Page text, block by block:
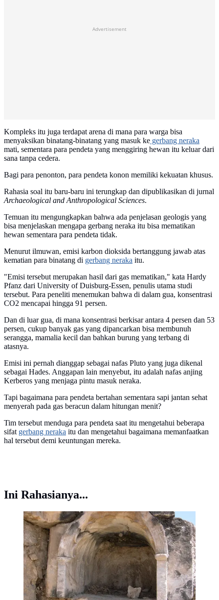
Advertisement
Kompleks itu juga terdapat arena di mana para warga bisa
menyaksikan binatang-binatang yang masuk ke gerbang neraka
mati, sementara para pendeta yang menggiring hewan itu keluar dari
sana tanpa cedera.
Bagi para penonton, para pendeta konon memiliki kekuatan khusus.
Rahasia soal itu baru-baru ini terungkap dan dipublikasikan di jurnal
Archaeological and Anthropological Sciences.
Temuan itu mengungkapkan bahwa ada penjelasan geologis yang
bisa menjelaskan mengapa gerbang neraka itu bisa mematikan
hewan sementara para pendeta tidak.
Menurut ilmuwan, emisi karbon dioksida bertanggung jawab atas
kematian para binatang di gerbang neraka itu.
"Emisi tersebut merupakan hasil dari gas mematikan," kata Hardy
Pfanz dari University of Duisburg-Essen, penulis utama studi
tersebut. Para peneliti menemukan bahwa di dalam gua, konsentrasi
CO2 mencapai hingga 91 persen.
Dan di luar gua, di mana konsentrasi berkisar antara 4 persen dan 53
persen, cukup banyak gas yang dipancarkan bisa membunuh
serangga, mamalia kecil dan bahkan burung yang terbang di
atasnya.
Emisi ini pernah dianggap sebagai nafas Pluto yang juga dikenal
sebagai Hades. Anggapan lain menyebut, itu adalah nafas anjing
Kerberos yang menjaga pintu masuk neraka.
Tapi bagaimana para pendeta bertahan sementara sapi jantan sehat
menyerah pada gas beracun dalam hitungan menit?
Tim tersebut menduga para pendeta saat itu mengetahui beberapa
sifat gerbang neraka itu dan mengetahui bagaimana memanfaatkan
hal tersebut demi keuntungan mereka.
Ini Rahasianya...
Terkuak, Rahasia Gerbang Neraka Tempat Tumbal
Sapi Jantan di Turki ((Flicker Fisherbay)